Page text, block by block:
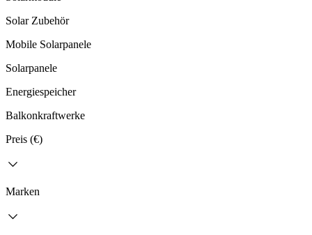
Solar Zubehör
Mobile Solarpanele
Solarpanele
Energiespeicher
Balkonkraftwerke
Preis (€)
Marken